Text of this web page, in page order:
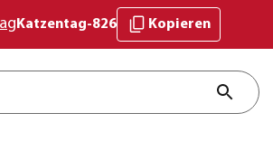
Katzentag-826 Kopieren